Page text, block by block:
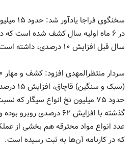
سخنگوی
در ۶ ماه اولیه سال کشف شده است
سال قبل افزایش ۱۰ درصدی، داشته است.
(سبک و
حدود ۷۵ میلیون نخ انواع سیگار
که در کارنامه آن‌ها به ثبت رسیده است.